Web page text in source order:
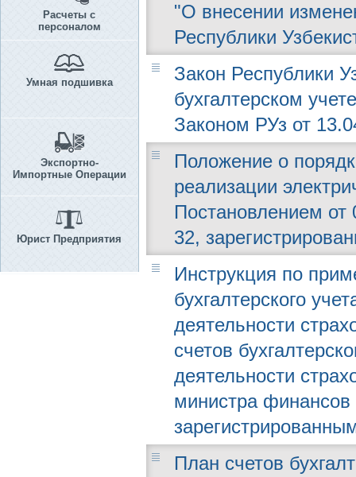
Расчеты с
персоналом
Умная подшивка
Экспортно-
Импортные Операции
Юрист Предприятия
"О внесении
Республики
Закон Республики
бухгалтерском
Законом РУз от
Положение о
реализации
Постановлением
32,
Инструкция по
бухгалтерского
деятельности
счетов
деятельности
министра финансов
План счетов